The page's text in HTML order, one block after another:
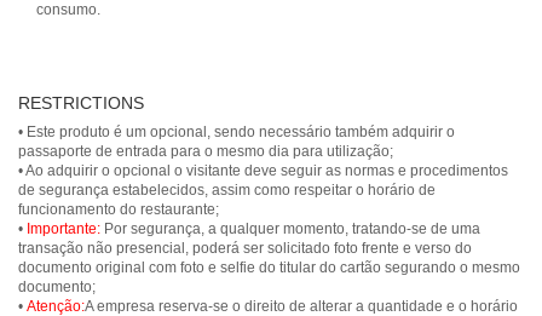
consumo.
RESTRICTIONS
• Este produto é um opcional, sendo necessário também adquirir o
passaporte de entrada para o mesmo dia para utilização;
• Ao adquirir o opcional o visitante deve seguir as normas e procedimentos
de segurança estabelecidos, assim como respeitar o horário de
funcionamento do restaurante;
• Importante: Por segurança, a qualquer momento, tratando-se de uma
transação não presencial, poderá ser solicitado foto frente e verso do
documento original com foto e selfie do titular do cartão segurando o mesmo
documento;
• Atenção:A empresa reserva-se o direito de alterar a quantidade e o horário